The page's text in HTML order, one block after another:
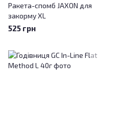
Ракета-спомб JAXON для
закорму XL
525 грн